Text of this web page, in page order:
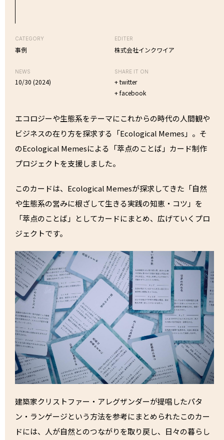
CATEGORY
事例
EDITER
株式会社インクワイア
NEWS
10/30 (2024)
SHARE IT ON
+ twitter
+ facebook
エコロジーや生態系をテーマにこれからの時代の人間観や
ビジネスの在り方を探求する「Ecological Memes」。そ
のEcological Memesによる「萃点のことば」カード制作
プロジェクトを支援しました。
このカードは、Ecological Memesが探求してきた「自然
や生態系の営みに根ざして生きる実践の知恵・コツ」を
「萃点のことば」としてカードにまとめ、広げていくプロ
ジェクトです。
建築家クリストファー・アレグザンダーが提唱したパタ
ン・ランゲージという方法を参考にまとめられたこのカー
ドには、人が自然とのつながりを取り戻し、日々の暮らし